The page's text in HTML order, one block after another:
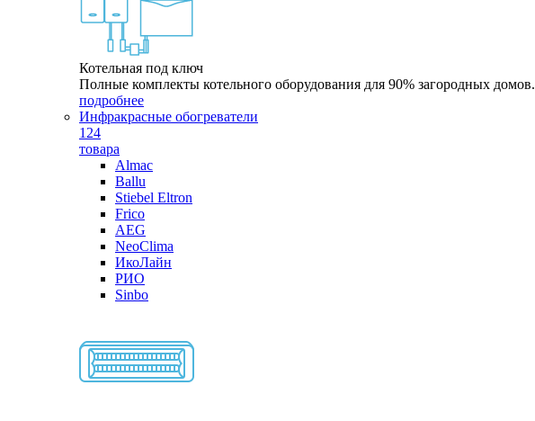
Котельная под ключ
Полные комплекты котельного оборудования для 90% загородных домов.
подробнее
Инфракрасные обогреватели
124
товара
Almac
Ballu
Stiebel Eltron
Frico
AEG
NeoClima
ИкоЛайн
РИО
Sinbo